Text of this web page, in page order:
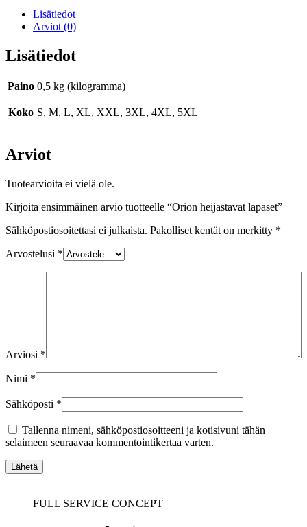
Lisätiedot
Arviot (0)
Lisätiedot
Paino 0,5 kg (kilogramma)
Koko S, M, L, XL, XXL, 3XL, 4XL, 5XL
Arviot
Tuotearvioita ei vielä ole.
Kirjoita ensimmäinen arvio tuotteelle “Orion heijastavat lapaset”
Sähköpostiosoitettasi ei julkaista. Pakolliset kentät on merkitty *
Arvostelusi *
Arviosi *
Nimi *
Sähköposti *
Tallenna nimeni, sähköpostiosoitteeni ja kotisivuni tähän
selaimeen seuraavaa kommentointikertaa varten.
FULL SERVICE CONCEPT